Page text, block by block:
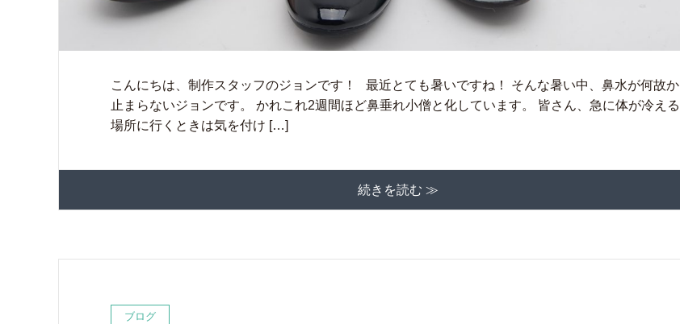
こんにちは、制作スタッフのジョンです！ 最近とても暑いですね！ そんな暑い中、鼻水が何故か
止まらないジョンです。 かれこれ2週間ほど鼻垂れ小僧と化しています。 皆さん、急に体が冷える
場所に行くときは気を付け […]
続きを読む ≫
ブログ